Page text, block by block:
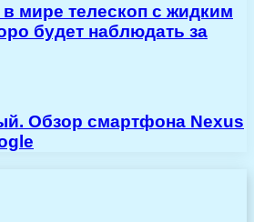
мире телескоп с жидким
будет наблюдать за
Обзор смартфона Nexus